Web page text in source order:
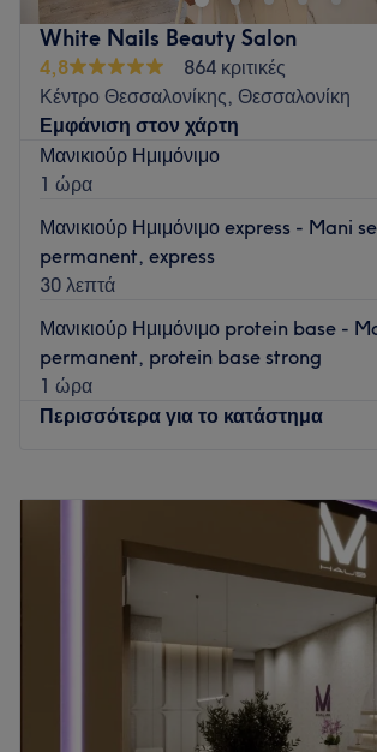
White Nails Beauty Salon
4,8
864 κριτικές
Κέντρο Θεσσαλονίκης, Θεσσαλονίκη
Εμφάνιση στον χάρτη
Μανικιούρ Ημιμόνιμο
1 ώρα
Μανικιούρ Ημιμόνιμο express - Mani
permanent, express
30 λεπτά
Μανικιούρ Ημιμόνιμο protein base -
permanent, protein base strong
1 ώρα
Περισσότερα για το κατάστημα
Στο κέντρο της Θεσσαλονίκης, βρίσκεται
ωραιότερους χώρους ομορφιάς. Στο White